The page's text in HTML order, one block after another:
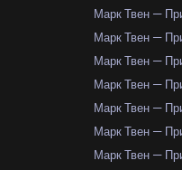
Марк Твен —
Марк Твен —
Марк Твен —
Марк Твен —
Марк Твен —
Марк Твен —
Марк Твен —